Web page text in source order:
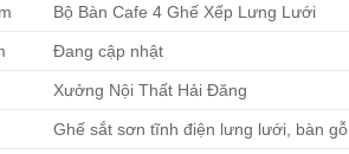
Bộ Bàn Cafe 4 Ghế Xếp Lưng Lưới
Đang cập nhật
Xưởng Nội Thất Hải Đăng
Ghế sắt sơn tĩnh điện lưng lưới, bàn gỗ